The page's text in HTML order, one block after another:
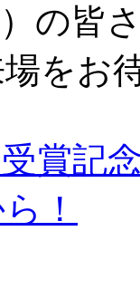
の皆
をお
賞記
！